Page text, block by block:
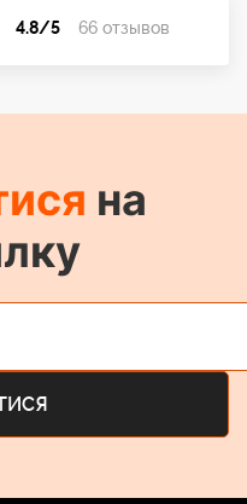
4.8/5 66 отзывов
на